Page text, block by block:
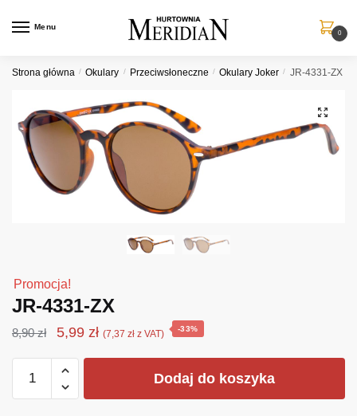
Menu
0
Strona główna / Okulary / Przeciwsłoneczne / Okulary Joker / JR-4331-ZX
Promocja!
JR-4331-ZX
8,90zł
Pierwotna
cena
wynosiła:
8,90 zł.
5,99 złAktualna
cena
5,99 zł.
(7,37 zł z VAT) -33%
JR-
Dodaj do koszyka